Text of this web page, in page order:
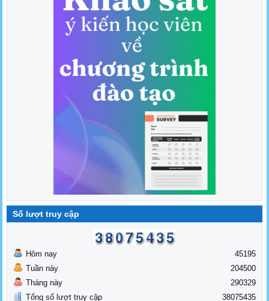
Số lượt truy cập
Hôm nay
Tuần này
Tháng này
Tổng số lượt truy cập
45195
204500
290329
38075435